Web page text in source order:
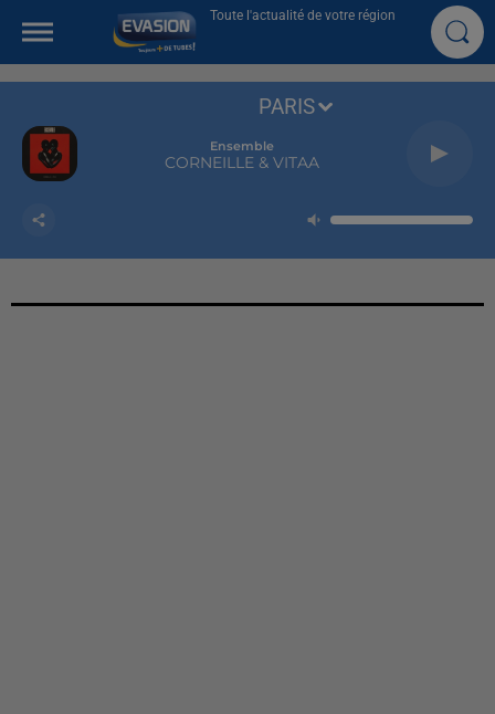
Toute l'actualité de votre région
Ensemble
CORNEILLE & VITAA
PARIS